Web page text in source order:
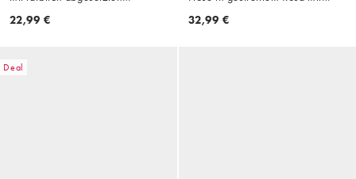
seitlichen Streifen
22,99 €
Leinenanteil und Kordelzugbund
32,99 €
Deal